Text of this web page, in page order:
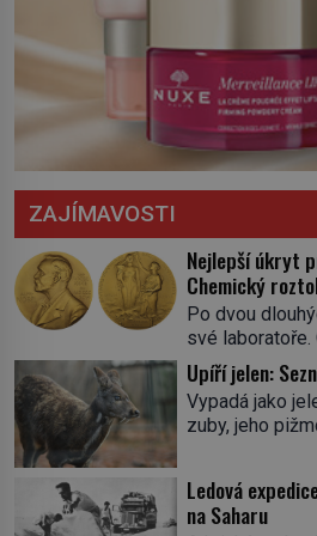
ZAJÍMAVOSTI
Nejlepší úkryt
Chemický
Po dvou
své
aby pak ulpěly
všemožné
tekutinu,
se mu uleví.
skrývá směs s
královská.
za nic, […]
Upíří jelen:
Vypadá jako
zuby, jeho
jediného
pižmového. V
Ledová
na Saharu